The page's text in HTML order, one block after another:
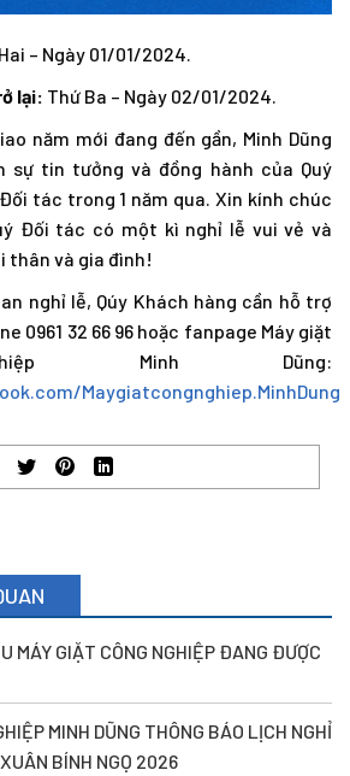
– Ngày 01/01/2024.
lại: Thứ Ba – Ngày 02/01/2024.
năm mới đang đến gần, Minh Dũng
sự tin tưởng và đồng hành của Quý
tác trong 1 năm qua. Xin kính chúc
Đối tác có một kì nghỉ lễ vui vẻ và
thân và gia đình!
nghỉ lễ, Qúy Khách hàng cần hỗ trợ
0961 32 66 96 hoặc fanpage Máy giặt
Minh Dũng:
Maygiatcongnghiep.MinhDung
MÁY GIẶT CÔNG NGHIỆP ĐANG ĐƯỢC
MINH DŨNG THÔNG BÁO LỊCH NGHỈ
BÍNH NGỌ 2026